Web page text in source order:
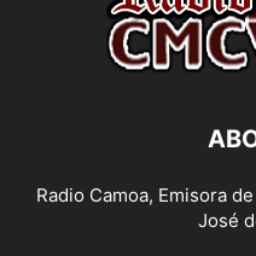
Radio Camoa, Emisora
José